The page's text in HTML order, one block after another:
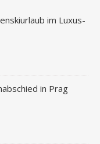
im Luxus-
in Prag